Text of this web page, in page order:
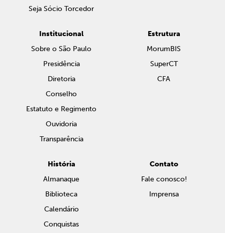
Seja Sócio Torcedor
Institucional
Sobre o São Paulo
Presidência
Diretoria
Conselho
Estatuto e Regimento
Ouvidoria
Transparência
Estrutura
MorumBIS
SuperCT
CFA
História
Almanaque
Biblioteca
Calendário
Conquistas
Contato
Fale conosco!
Imprensa